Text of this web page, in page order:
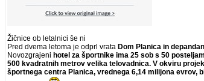
Žičnice ob letalnici še ni
Pred dvema letoma je odprl vrata Dom Planica in
Novozgrajeni hotel za športnike ima 25 sob s 50
500 kvadratnih metrov velika telovadnica. V okviru
športnega centra Planica, vrednega 6,14 milijona evrov,